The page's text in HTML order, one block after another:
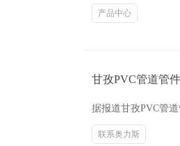
产品中心
甘孜PVC管道管
据报道甘孜PVC管
联系奥力斯